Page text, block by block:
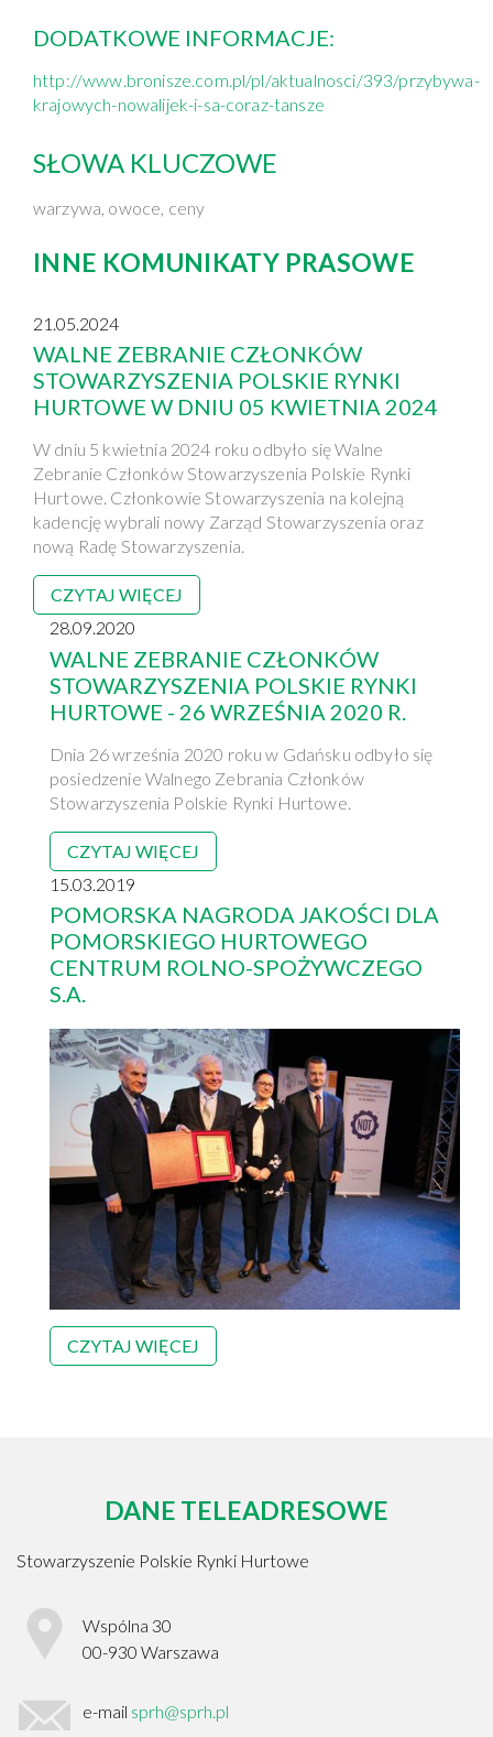
DODATKOWE INFORMACJE:
http://www.bronisze.com.pl/pl/aktualnosci/393/przybywa-
krajowych-nowalijek-i-sa-coraz-tansze
SŁOWA KLUCZOWE
warzywa, owoce, ceny
INNE KOMUNIKATY PRASOWE
21.05.2024
WALNE ZEBRANIE CZŁONKÓW
STOWARZYSZENIA POLSKIE RYNKI
HURTOWE W DNIU 05 KWIETNIA 2024
W dniu 5 kwietnia 2024 roku odbyło się Walne
Zebranie Członków Stowarzyszenia Polskie Rynki
Hurtowe. Członkowie Stowarzyszenia na kolejną
kadencję wybrali nowy Zarząd Stowarzyszenia oraz
nową Radę Stowarzyszenia.
CZYTAJ WIĘCEJ
28.09.2020
WALNE ZEBRANIE CZŁONKÓW
STOWARZYSZENIA POLSKIE RYNKI
HURTOWE - 26 WRZEŚNIA 2020 R.
Dnia 26 września 2020 roku w Gdańsku odbyło się
posiedzenie Walnego Zebrania Członków
Stowarzyszenia Polskie Rynki Hurtowe.
CZYTAJ WIĘCEJ
15.03.2019
POMORSKA NAGRODA JAKOŚCI DLA
POMORSKIEGO HURTOWEGO
CENTRUM ROLNO-SPOŻYWCZEGO
S.A.
CZYTAJ WIĘCEJ
DANE TELEADRESOWE
Stowarzyszenie Polskie Rynki Hurtowe
Wspólna 30
00-930 Warszawa
e-mail sprh@sprh.pl